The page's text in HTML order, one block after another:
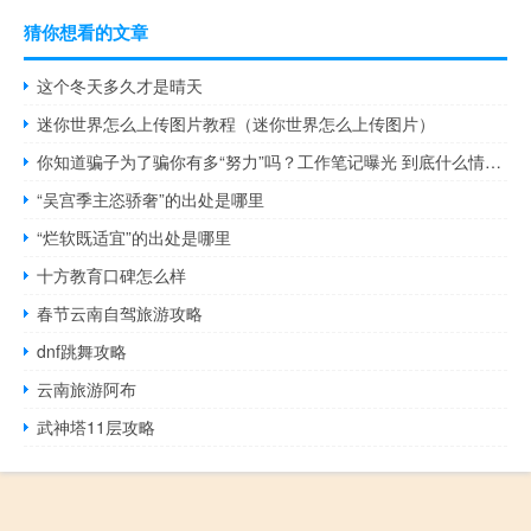
猜你想看的文章
这个冬天多久才是晴天
迷你世界怎么上传图片教程（迷你世界怎么上传图片）
你知道骗子为了骗你有多“努力”吗？工作笔记曝光 到底什么情况呢
“吴宫季主恣骄奢”的出处是哪里
“烂软既适宜”的出处是哪里
十方教育口碑怎么样
春节云南自驾旅游攻略
dnf跳舞攻略
云南旅游阿布
武神塔11层攻略